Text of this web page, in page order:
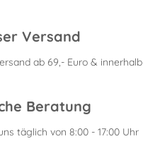
Versand
ab 69,- Euro & innerhalb
Beratung
täglich von 8:00 - 17:00 Uhr